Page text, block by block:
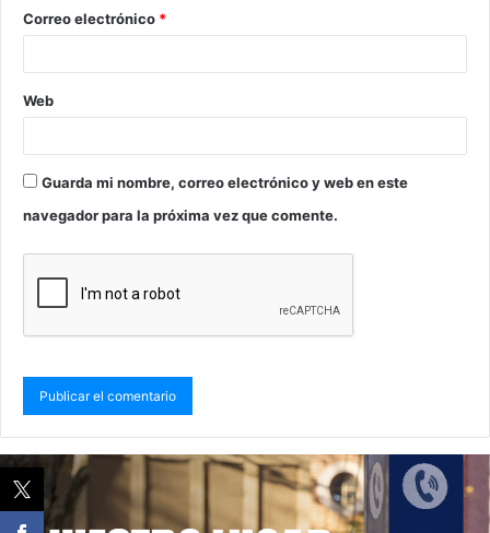
Correo electrónico *
Web
Guarda mi nombre, correo electrónico y web en este
navegador para la próxima vez que comente.